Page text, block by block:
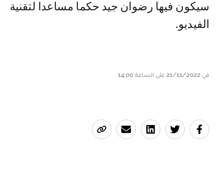
سيكون فيها رضوان جيد حكما مساعدا لتقنية
الفيديو.
في 21/11/2022 على الساعة 14:00